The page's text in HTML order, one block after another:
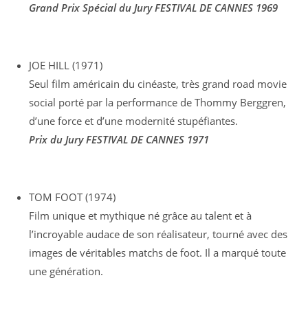
Grand Prix Spécial du Jury FESTIVAL DE CANNES 1969
JOE HILL (1971)
Seul film américain du cinéaste, très grand road movie
social porté par la performance de Thommy Berggren,
d’une force et d’une modernité stupéfiantes.
Prix du Jury FESTIVAL DE CANNES 1971
TOM FOOT (1974)
Film unique et mythique né grâce au talent et à
l’incroyable audace de son réalisateur, tourné avec des
images de véritables matchs de foot. Il a marqué toute
une génération.